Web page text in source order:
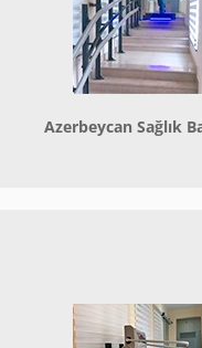
Azerbeycan Sağlık